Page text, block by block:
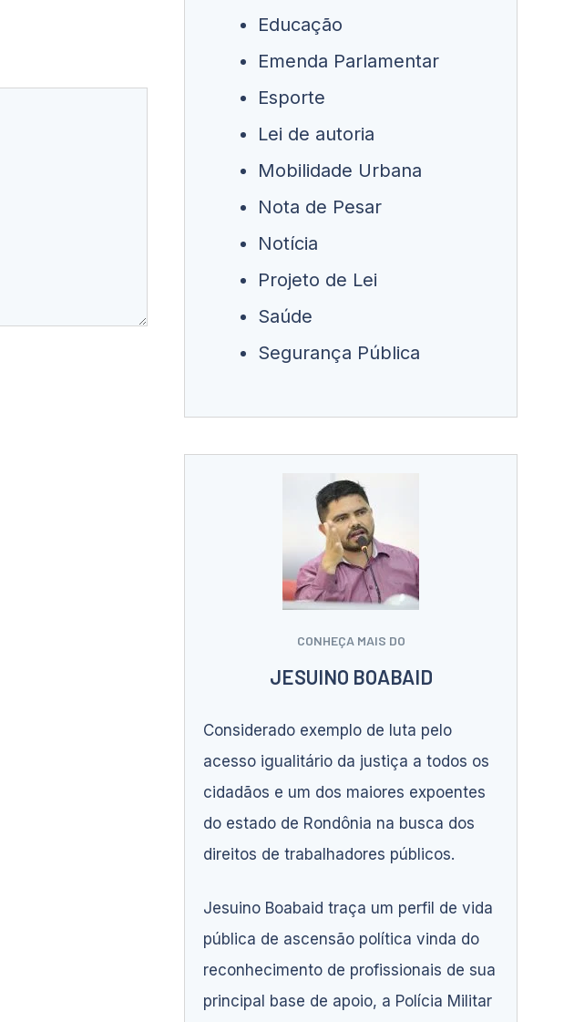
Educação
Emenda Parlamentar
Esporte
Lei de autoria
Mobilidade Urbana
Nota de Pesar
Notícia
Projeto de Lei
Saúde
Segurança Pública
CONHEÇA MAIS DO
JESUINO BOABAID
Considerado exemplo de luta pelo
acesso igualitário da justiça a todos os
cidadãos e um dos maiores expoentes
do estado de Rondônia na busca dos
direitos de trabalhadores públicos.
Jesuino Boabaid traça um perfil de vida
pública de ascensão política vinda do
reconhecimento de profissionais de sua
principal base de apoio, a Polícia Militar